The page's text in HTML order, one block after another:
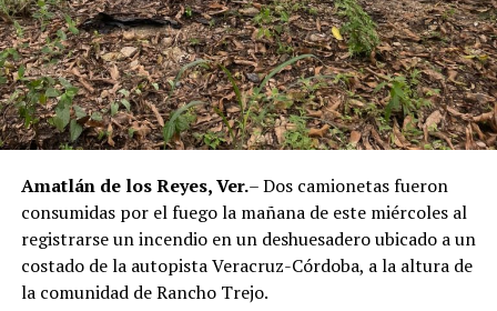
El caso evidenció presuntas irregularidades dentro de la
corporación policiaca y motivó la intervención de
autoridades estatales y federales, en un contexto de
reforzamiento de las investigaciones contra servidores
públicos relacionados con actividades ilícitas en la
La sentencia representa uno de los primeros fallos
derivados de aquel operativo y confirma la
responsabilidad penal de los exuniformados por delitos
relacionados con la posesión de droga y el
Amatlán de los Reyes, Ver.– Dos camionetas fueron
consumidas por el fuego la mañana de este miércoles al
registrarse un incendio en un deshuesadero ubicado a un
costado de la autopista Veracruz-Córdoba, a la altura de
la comunidad de Rancho Trejo.